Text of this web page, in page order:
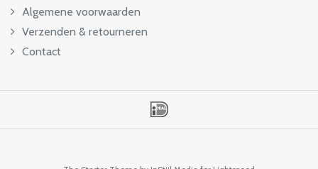
Algemene voorwaarden
Verzenden & retourneren
Contact